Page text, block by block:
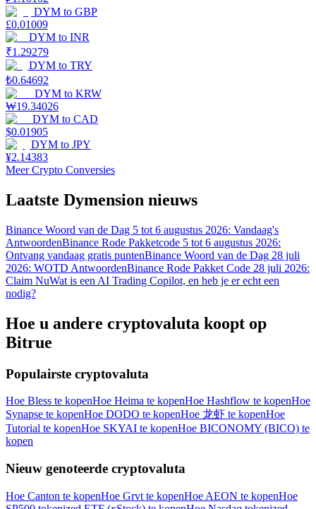
DYM to GBP
£0.01009
DYM to INR
₹1.29279
DYM to TRY
₺0.64692
DYM to KRW
₩19.34026
DYM to CAD
$0.01905
DYM to JPY
¥2.14383
Meer Crypto Conversies
Laatste Dymension nieuws
Binance Woord van de Dag 5 tot 6 augustus 2026: Vandaag's
AntwoordenBinance Rode Pakketcode 5 tot 6 augustus 2026:
Ontvang vandaag gratis puntenBinance Woord van de Dag 28 juli
2026: WOTD AntwoordenBinance Rode Pakket Code 28 juli 2026:
Claim NuWat is een AI Trading Copilot, en heb je er echt een
nodig?
Hoe u andere cryptovaluta koopt op
Bitrue
Populairste cryptovaluta
Hoe Bless te kopenHoe Heima te kopenHoe Hashflow te kopenHoe
Synapse te kopenHoe DODO te kopenHoe 龙虾 te kopenHoe
Tutorial te kopenHoe SKYAI te kopenHoe BICONOMY (BICO) te
kopen
Nieuw genoteerde cryptovaluta
Hoe Canton te kopenHoe Grvt te kopenHoe AEON te kopenHoe